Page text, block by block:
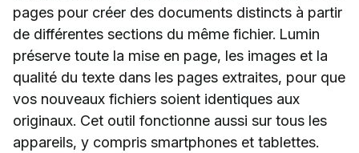
pages pour créer des documents distincts à partir
de différentes sections du même fichier. Lumin
préserve toute la mise en page, les images et la
qualité du texte dans les pages extraites, pour que
vos nouveaux fichiers soient identiques aux
originaux. Cet outil fonctionne aussi sur tous les
appareils, y compris smartphones et tablettes.